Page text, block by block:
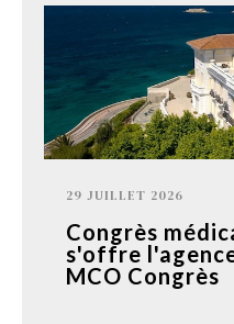
29 JUILLET 2026
Congrès
s'offre
MCO Congrès